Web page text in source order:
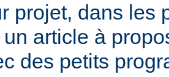
projet, dans les
article à
des petits